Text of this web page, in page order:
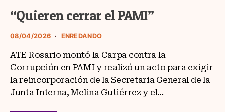
“Quieren cerrar el PAMI”
08/04/2026 ENREDANDO
ATE Rosario montó la Carpa contra la
Corrupción en PAMI y realizó un acto para exigir
la reincorporación de la Secretaria General de la
Junta Interna, Melina Gutiérrez y el…